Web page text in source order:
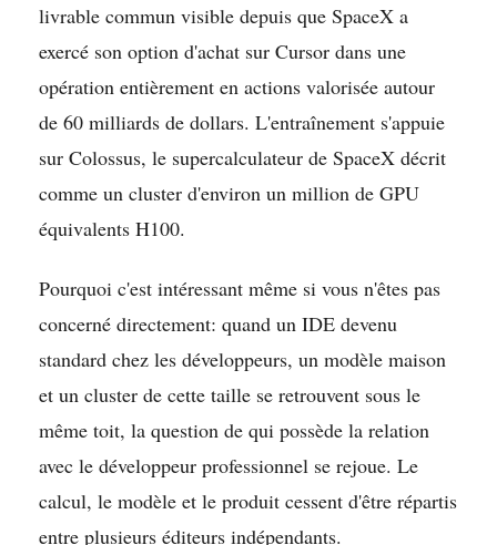
livrable commun visible depuis que SpaceX a
exercé son option d'achat sur Cursor dans une
opération entièrement en actions valorisée autour
de 60 milliards de dollars. L'entraînement s'appuie
sur Colossus, le supercalculateur de SpaceX décrit
comme un cluster d'environ un million de GPU
équivalents H100.
Pourquoi c'est intéressant même si vous n'êtes pas
concerné directement: quand un IDE devenu
standard chez les développeurs, un modèle maison
et un cluster de cette taille se retrouvent sous le
même toit, la question de qui possède la relation
avec le développeur professionnel se rejoue. Le
calcul, le modèle et le produit cessent d'être répartis
entre plusieurs éditeurs indépendants.